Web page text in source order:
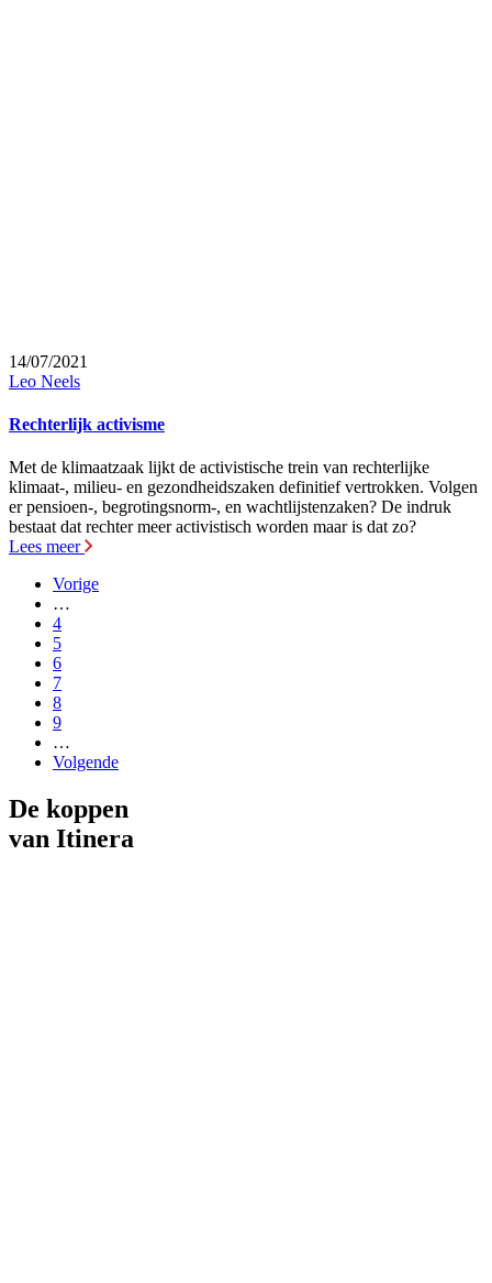
14/07/2021
Leo Neels
Rechterlijk activisme
Met de klimaatzaak lijkt de activistische trein van rechterlijke
klimaat-, milieu- en gezondheidszaken definitief vertrokken. Volgen
er pensioen-, begrotingsnorm-, en wachtlijstenzaken? De indruk
bestaat dat rechter meer activistisch worden maar is dat zo?
Lees meer
Paginering
Vorige
pagina
Vorige
…
Pagina
4
Pagina
5
Current
page
6
Pagina
7
Pagina
8
Pagina
9
…
Volgende
Volgende
De koppen
van Itinera